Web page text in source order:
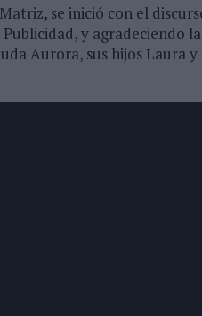
se inició con el
y agradeciendo
Aurora, sus hijos Laura